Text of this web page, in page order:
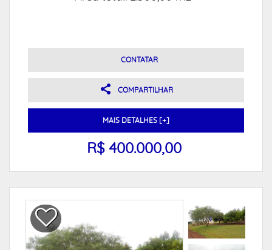
CONTATAR
COMPARTILHAR
MAIS DETALHES [+]
R$ 400.000,00